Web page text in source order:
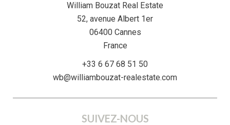
William Bouzat Real Estate
52, avenue Albert 1er
06400Cannes
France
+33 6 67 68 51 50
wb@williambouzat-realestate.com
SUIVEZ-NOUS